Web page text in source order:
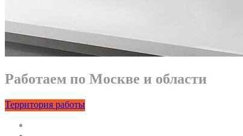
Работаем по Москве и области
Территория работы